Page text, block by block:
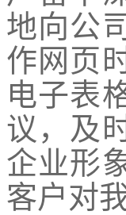
地向公
作网页
电子表
议，及
企业形
客户对